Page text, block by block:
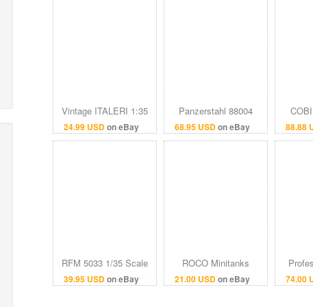
24.99 USDon eBay
Vintage ITALERI 1:35
Panzer IV Ausf.H
German Medium Tank
68.95 USDon eBay
Panzerstahl 88004
Panzer IV Ausf. F2
Unidentified Unit Russia
88.88
Panzer
39.95 USDon eBay
RFM 5033 1/35 Scale
Sd.Kfz. 161 Panzer IV
Ausf. J Late Production
21.00 USDon eBay
ROCO Minitanks
Panzer IV Ausf.H
VG+/NM
74.00
1/35